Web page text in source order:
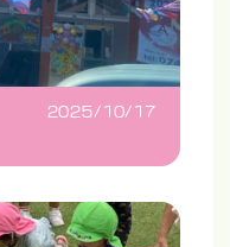
2025/10/17